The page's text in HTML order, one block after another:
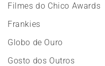
Filmes do Chico Awards
Frankies
Globo de Ouro
Gosto dos Outros